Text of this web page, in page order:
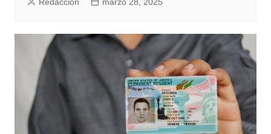
Redacción marzo 28, 2025